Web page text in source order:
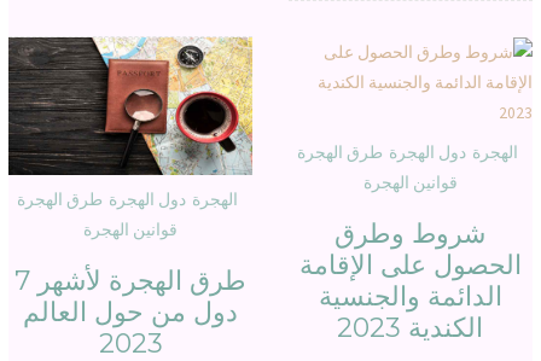
الهجرة دول الهجرة طرق الهجرة
قوانين الهجرة
شروط وطرق
الحصول على الإقامة
الدائمة والجنسية
الكندية 2023
الهجرة دول الهجرة طرق الهجرة
قوانين الهجرة
طرق الهجرة لأشهر 7
دول من حول العالم
2023